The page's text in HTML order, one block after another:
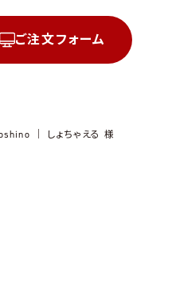
│ しょちゃえる 様
ご注文フォーム